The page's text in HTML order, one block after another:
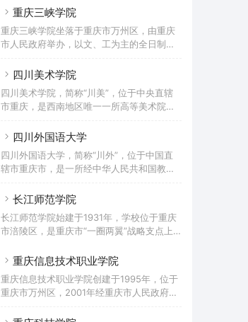
校。其前身重庆师范高等专科学校和渝州教
年5月，两校合并组建为重庆渝西学院；
2005年4月，学校更名为重庆文理学院。据
湖两个校区，校园占地面积1767亩，校舍建
筑面积73万平方米，馆藏图书291.3万册（含
电子图书），教学科研仪器设备总值3.6亿
业；有正高级
重庆三峡学院
重庆三峡学院坐落于重庆市万州区，由重庆
市人民政府举办，以文、工为主的全日制普
养计划”、教育部数据中国“百校工程”、“重庆
盟理事单位，“一带一路”标准化教育与研究
大学联盟成员，是山东大学对口支援高校。
省万县初中师资训练班，先后更名为万县大
学、万县专科学校、万县师范专科学校。
1994年，万县师范专科学校与万县教育学院
校。2000年，学校更名
四川美术学院
四川美术学院，简称“川美”，位于中央直辖
市重庆，是西南地区唯一一所高等美术院
权。学校为中国独立建制的31所普通高等艺
流学科建设高校、全国深化创新创业教育改
革示范高校、“全国创新创业典型经验高
办于1940年，时为四川省立艺术专科学校；
1950年底调整更名为成都艺术专科学校，
1953年与西南人民艺术学院合并，改为西南
院。据2022年7月学校官网
四川外国语大学
四川外国语大学，简称“川外”，位于中国直
辖市重庆市，是一所经中华人民共和国教育
校，为国家最早设立的四所外语专业高等院
外国语言文学学科为主，文学、经济学、管
理学、法学、教育学、哲学、艺术学等多学
人才培养体系，是中国西南地区外语和涉外
人才培养以及外国语言文化、对外经济贸
易、国际问题研究的重要基地之一。四川外
民解放军西南军政大学俄文训练团；1951年
长江师范学院
长江师范学院始建于1931年，学校位于重庆
市涪陵区，是重庆市“一圈两翼”战略支点上
单位。2001年，涪陵师范高等专科学校（前
校）和涪陵教育学院合并升格为涪陵师范学
院，2006年9月，学校更名为长江师范学
重庆信息技术职业学院
重庆信息技术职业学院创建于1995年，位于
重庆市万州区，2001年经重庆市人民政府批
校，是国家计算机与软件技术技能型紧缺人